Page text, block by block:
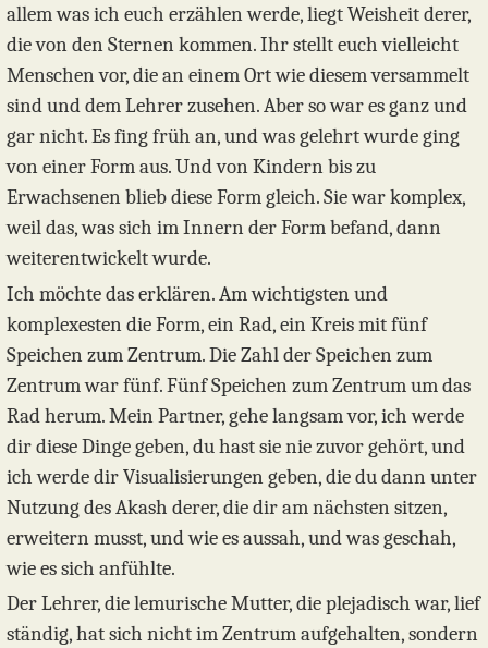
allem was ich euch erzählen werde, liegt Weisheit derer,
die von den Sternen kommen. Ihr stellt euch vielleicht
Menschen vor, die an einem Ort wie diesem versammelt
sind und dem Lehrer zusehen. Aber so war es ganz und
gar nicht. Es fing früh an, und was gelehrt wurde ging
von einer Form aus. Und von Kindern bis zu
Erwachsenen blieb diese Form gleich. Sie war komplex,
weil das, was sich im Innern der Form befand, dann
weiterentwickelt wurde.
Ich möchte das erklären. Am wichtigsten und
komplexesten die Form, ein Rad, ein Kreis mit fünf
Speichen zum Zentrum. Die Zahl der Speichen zum
Zentrum war fünf. Fünf Speichen zum Zentrum um das
Rad herum. Mein Partner, gehe langsam vor, ich werde
dir diese Dinge geben, du hast sie nie zuvor gehört, und
ich werde dir Visualisierungen geben, die du dann unter
Nutzung des Akash derer, die dir am nächsten sitzen,
erweitern musst, und wie es aussah, und was geschah,
wie es sich anfühlte.
Der Lehrer, die lemurische Mutter, die plejadisch war, lief
ständig, hat sich nicht im Zentrum aufgehalten, sondern